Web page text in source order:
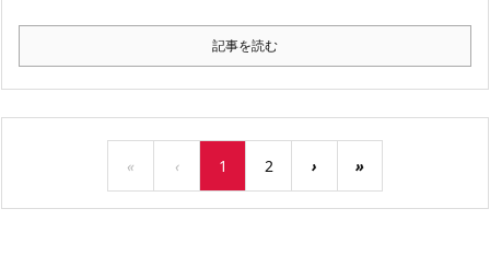
記事を読む
« ‹ 1 2 › »